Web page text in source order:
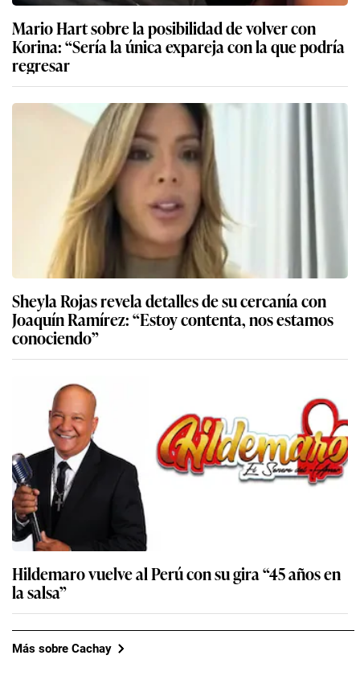
Mario Hart sobre la posibilidad de volver con
Korina: “Sería la única expareja con la que podría
regresar
Sheyla Rojas revela detalles de su cercanía con
Joaquín Ramírez: “Estoy contenta, nos estamos
conociendo”
Hildemaro vuelve al Perú con su gira “45 años en
la salsa”
Más sobre Cachay